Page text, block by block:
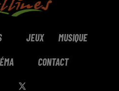
JEUX MUSIQUE
CONTACT